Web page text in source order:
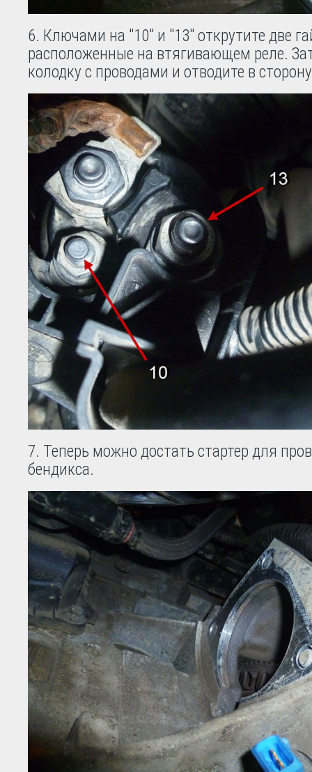
Ключами на "10" и "13" открутите две
расположенные на втягивающем реле.
колодку с проводами и отводите в
Теперь можно достать стартер для
бендикса.